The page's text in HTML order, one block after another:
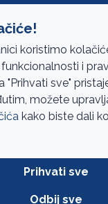
koristimo
i
"Prihvati sve"
možete
kako biste dali
Prihvati sve
Odbij sve